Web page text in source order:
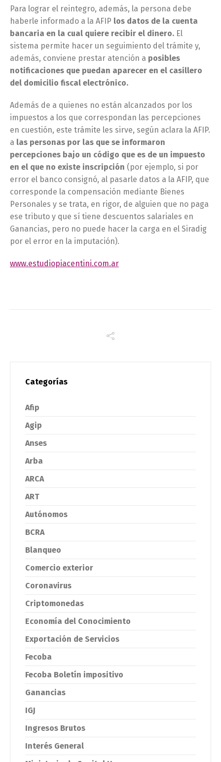
Para lograr el reintegro, además, la persona debe
haberle informado a la AFIP los datos de la cuenta
bancaria en la cual quiere recibir el dinero. El
sistema permite hacer un seguimiento del trámite y,
además, conviene prestar atención a posibles
notificaciones que puedan aparecer en el casillero
del domicilio fiscal electrónico.
Además de a quienes no están alcanzados por los
impuestos a los que correspondan las percepciones
en cuestión, este trámite les sirve, según aclara la AFIP.
a las personas por las que se informaron
percepciones bajo un código que es de un impuesto
en el que no existe inscripción (por ejemplo, si por
error el banco consignó, al pasarle datos a la AFIP, que
corresponde la compensación mediante Bienes
Personales y se trata, en rigor, de alguien que no paga
ese tributo y que sí tiene descuentos salariales en
Ganancias, pero no puede hacer la carga en el Siradig
por el error en la imputación).
www.estudiopiacentini.com.ar
Categorías
Afip
Agip
Anses
Arba
ARCA
ART
Autónomos
BCRA
Blanqueo
Comercio exterior
Coronavirus
Criptomonedas
Economía del Conocimiento
Exportación de Servicios
Fecoba
Fecoba Boletín impositivo
Ganancias
IGJ
Ingresos Brutos
Interés General